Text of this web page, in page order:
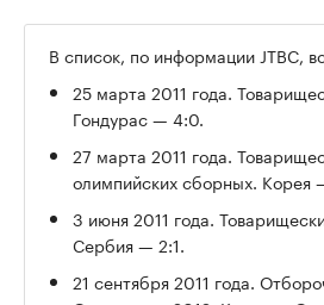
В список, по информации JTBC,
25 марта 2011 года.
Гондурас — 4:0.
27 марта 2011 года.
олимпийских сборных. Корея
3 июня 2011 года.
Сербия — 2:1.
21 сентября 2011 года.